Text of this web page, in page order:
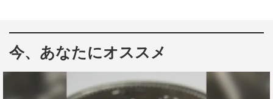
ン”、新ネタで大ブレークを狙う“ものまね芸人”の暮らしを
観察する。
今、あなたにオススメ